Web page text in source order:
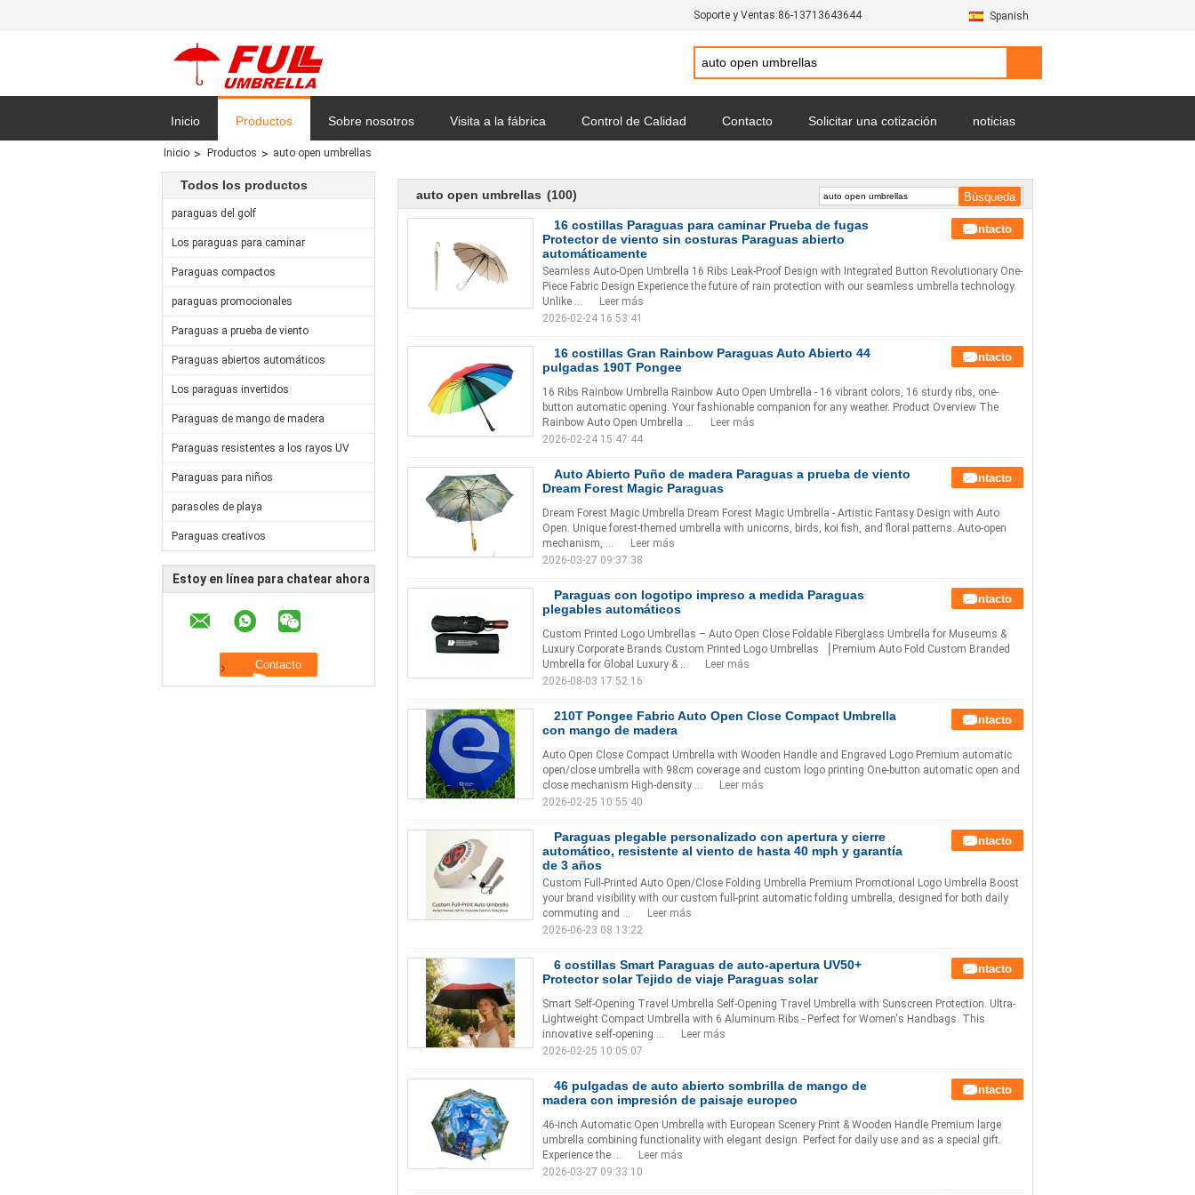
Soporte y Ventas:86-13713643644 Spanish
Inicio Productos Sobre nosotros Visita a la fábrica Control de Calidad Contacto Solicitar una cotización noticias
Mapa del Sitio
Inicio Productos auto open umbrellas
Todos los productos
paraguas del golf
Los paraguas para caminar
Paraguas compactos
paraguas promocionales
Paraguas a prueba de viento
Paraguas abiertos automáticos
Los paraguas invertidos
Paraguas de mango de madera
Paraguas resistentes a los rayos UV
Paraguas para niños
parasoles de playa
Paraguas creativos
Estoy en línea para chatear ahora
auto open umbrellas (100)
16 costillas Paraguas para caminar Prueba de fugas
Protector de viento sin costuras Paraguas abierto
automáticamente
Contacto
Seamless Auto-Open Umbrella 16 Ribs Leak-Proof Design with Integrated Button Revolutionary One-
Piece Fabric Design Experience the future of rain protection with our seamless umbrella technology.
Unlike ...
Leer más
2026-02-24 16:53:41
16 costillas Gran Rainbow Paraguas Auto Abierto 44
pulgadas 190T Pongee
Contacto
16 Ribs Rainbow Umbrella Rainbow Auto Open Umbrella - 16 vibrant colors, 16 sturdy ribs, one-
button automatic opening. Your fashionable companion for any weather. Product Overview The
Rainbow Auto Open Umbrella ...
Leer más
2026-02-24 15:47:44
Auto Abierto Puño de madera Paraguas a prueba de viento
Dream Forest Magic Paraguas
Contacto
Dream Forest Magic Umbrella Dream Forest Magic Umbrella - Artistic Fantasy Design with Auto
Open. Unique forest-themed umbrella with unicorns, birds, koi fish, and floral patterns. Auto-open
mechanism, ...
Leer más
2026-03-27 09:37:38
Paraguas con logotipo impreso a medida Paraguas
plegables automáticos
Contacto
Custom Printed Logo Umbrellas – Auto Open Close Foldable Fiberglass Umbrella for Museums &
Luxury Corporate Brands Custom Printed Logo Umbrellas ▕ Premium Auto Fold Custom Branded
Umbrella for Global Luxury & ...
Leer más
2026-08-03 17:52:16
210T Pongee Fabric Auto Open Close Compact Umbrella
con mango de madera
Contacto
Auto Open Close Compact Umbrella with Wooden Handle and Engraved Logo Premium automatic
open/close umbrella with 98cm coverage and custom logo printing One-button automatic open and
close mechanism High-density ...
Leer más
2026-02-25 10:55:40
Paraguas plegable personalizado con apertura y cierre
automático, resistente al viento de hasta 40 mph y garantía
de 3 años
Contacto
Custom Full-Printed Auto Open/Close Folding Umbrella Premium Promotional Logo Umbrella Boost
your brand visibility with our custom full-print automatic folding umbrella, designed for both daily
commuting and ...
Leer más
2026-06-23 08:13:22
6 costillas Smart Paraguas de auto-apertura UV50+
Protector solar Tejido de viaje Paraguas solar
Contacto
Smart Self-Opening Travel Umbrella Self-Opening Travel Umbrella with Sunscreen Protection. Ultra-
Lightweight Compact Umbrella with 6 Aluminum Ribs - Perfect for Women's Handbags. This
innovative self-opening ...
Leer más
2026-02-25 10:05:07
46 pulgadas de auto abierto sombrilla de mango de
madera con impresión de paisaje europeo
Contacto
46-inch Automatic Open Umbrella with European Scenery Print & Wooden Handle Premium large
umbrella combining functionality with elegant design. Perfect for daily use and as a special gift.
Experience the ...
Leer más
2026-03-27 09:33:10